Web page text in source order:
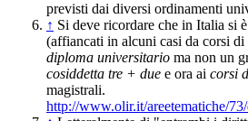
previsti dai diversi ordinamenti
↑ Si deve ricordare che in Italia si
(affiancati in alcuni casi da corsi di
diploma universitario ma non un
cosiddetta tre + due e ora ai corsi
magistrali.
http://www.olir.it/areetematiche/